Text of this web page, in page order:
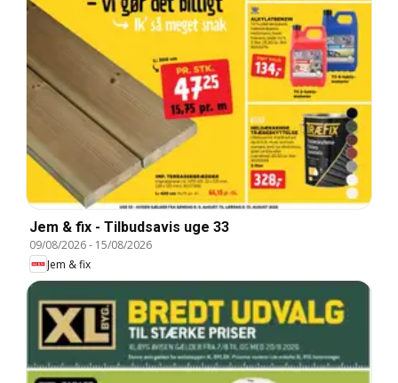
Jem & fix - Tilbudsavis uge 33
09/08/2026- 15/08/2026
Jem & fix